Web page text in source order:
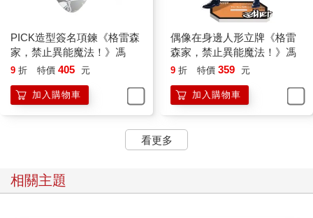
PICK造型簽名項鍊《格雷森
家，禁止異能魔法！》馮
9 折 特價 405 元
加入購物車
偶像在身邊人形立牌《格雷
森家，禁止異能魔法！》馮
9 折 特價 359 元
加入購物車
看更多
相關主題